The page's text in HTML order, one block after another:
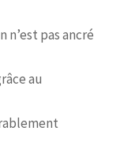
n’est pas ancré
au